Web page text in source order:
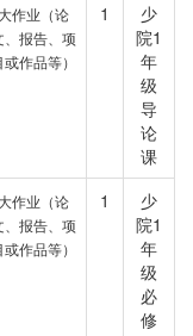
大作业（论
、报告、项
或作品等）
1
少
院1
年
级
导
论
课
大作业（论
、报告、项
或作品等）
1
少
院1
年
级
必
修